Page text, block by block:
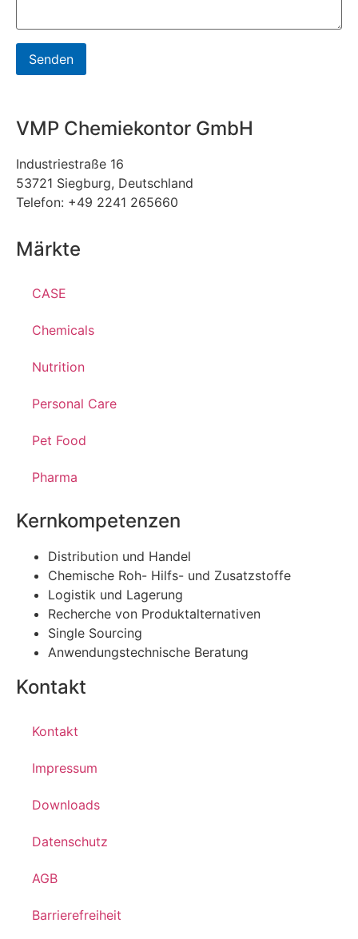
VMP Chemiekontor GmbH
Industriestraße 16
53721 Siegburg, Deutschland
Telefon: +49 2241 265660
Märkte
CASE
Chemicals
Nutrition
Personal Care
Pet Food
Pharma
Kernkompetenzen
Distribution und Handel
Chemische Roh- Hilfs- und Zusatzstoffe
Logistik und Lagerung
Recherche von Produktalternativen
Single Sourcing
Anwendungstechnische Beratung
Kontakt
Kontakt
Impressum
Downloads
Datenschutz
AGB
Barrierefreiheit